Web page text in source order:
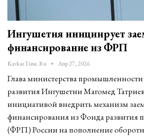
Ингушетия инициирует
финансирование из ФРП
KavkazTime.ru Апр 27, 2026
Глава министерства
развития Ингушетии Магомед
инициативой внедрить механизм
финансирования из Фонда развития
(ФРП) России на пополнение